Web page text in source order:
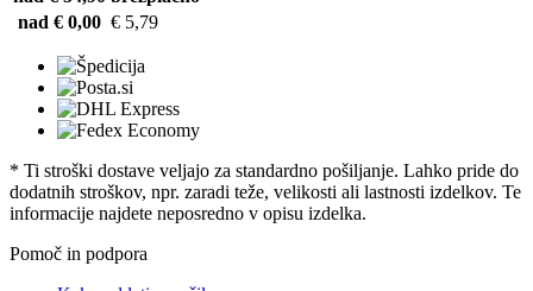
nad € 0,00 € 5,79
* Ti stroški dostave veljajo za standardno pošiljanje. Lahko pride do
dodatnih stroškov, npr. zaradi teže, velikosti ali lastnosti izdelkov. Te
informacije najdete neposredno v opisu izdelka.
Pomoč in podpora